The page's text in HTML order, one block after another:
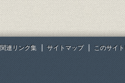
関連リンク集 サイトマップ このサイ